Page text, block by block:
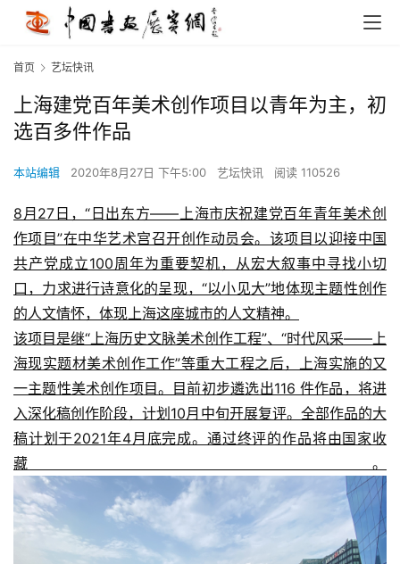
首页 艺坛快讯
上海建党百年美术创作项目以青年为主，初
选百多件作品
本站编辑 2020年8月27日 下午5:00 艺坛快讯 阅读 110526
8月27日，“日出东方——上海市庆祝建党百年青年美术创
作项目”在中华艺术宫召开创作动员会。该项目以迎接中国
共产党成立100周年为重要契机，从宏大叙事中寻找小切
口，力求进行诗意化的呈现，“以小见大”地体现主题性创作
的人文情怀，体现上海这座城市的人文精神。
该项目是继“上海历史文脉美术创作工程”、“时代风采——上
海现实题材美术创作工作”等重大工程之后，上海实施的又
一主题性美术创作项目。目前初步遴选出116 件作品，将进
入深化稿创作阶段，计划10月中旬开展复评。全部作品的大
稿计划于2021年4月底完成。通过终评的作品将由国家收
藏。